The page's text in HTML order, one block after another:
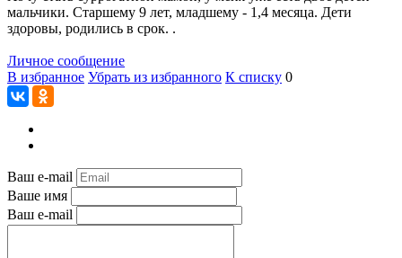
мальчики. Старшему 9 лет, младшему - 1,4 месяца. Дети
здоровы, родились в срок. .
Личное сообщение
В избранное Убрать из избранного К списку 0
Ваш e-mail
Ваше имя
Ваш e-mail